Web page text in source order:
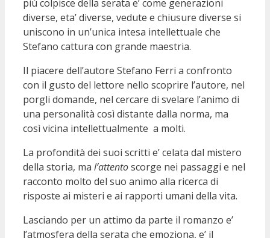
più colpisce della serata e’ come generazioni
diverse, eta’ diverse, vedute e chiusure diverse si
uniscono in un’unica intesa intellettuale che
Stefano cattura con grande maestria.
Il piacere dell’autore Stefano Ferri a confronto
con il gusto del lettore nello scoprire l’autore, nel
porgli domande, nel cercare di svelare l’animo di
una personalità così distante dalla norma, ma
così vicina intellettualmente a molti.
La profondità dei suoi scritti e’ celata dal mistero
della storia, ma l’attentoscorge nei passaggi e nel
racconto molto del suo animo alla ricerca di
risposte ai misteri e ai rapporti umani della vita.
Lasciando per un attimo da parte il romanzo e’
l’atmosfera della serata che emoziona, e’ il